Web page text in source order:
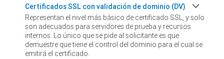
Certificados SSL con validación de dominio (DV)
Representan el nivel más básico de certificado SSL, y solo
son adecuados para servidores de prueba y recursos
internos. Lo único que se pide al solicitante es que
demuestre que tiene el control del dominio para el cual se
emitirá el certificado.